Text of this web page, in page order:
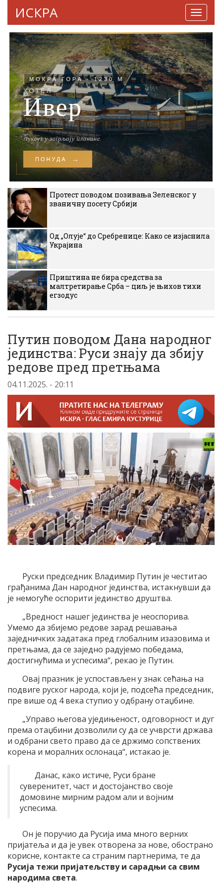
ИСКРА
Протест поводом позивања Зеленског у
званичну посету Србији
Од „Олује“ до Сребренице: Како се изјаснила
Украјина
Приштина не бира средства за
малтретирање Срба – циљ је њихов тихи
егзодус
Путин поводом Дана народног
јединства: Руси знају да збију
редове пред претњама
04.11.2025. - 20:11
Руски председник Владимир Путин је честитао
грађанима Дан народног јединства, истакнувши да
је немогуће оспорити јединство друштва.
„Вредност нашег јединства је неоспорива.
Умемо да збијемо редове зарад решавања
заједничких задатака пред глобалним изазовима и
претњама, да се заједно радујемо победама,
достигнућима и успесима“, рекао је Путин.
Овај празник је успостављен у знак сећања на
подвиге руског народа, који је, подсећа председник,
пре више од 4 века ступио у одбрану отаџбине.
„Управо његова уједињеност, одговорност и дуг
према отаџбини дозволили су да се учврсти држава
и одбрани свето право да се држимо сопствених
корена и моралних ослонаца“, истакао је.
Данас, како истиче, Руси бране
суверенитет, част и достојанство своје
домовине мирним радом али и војним
успесима.
Он је поручио да Русија има много верних
пријатеља и да је увек отворена за нове, обострано
корисне, контакте са страним партнерима, те да
Русија тежи пријатељству и сарадњи са свим
народима света.